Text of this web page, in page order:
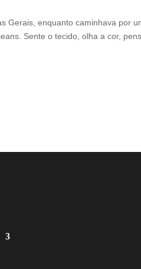
Gerais, enquanto caminhava por
Sente o tecido, olha a cor,